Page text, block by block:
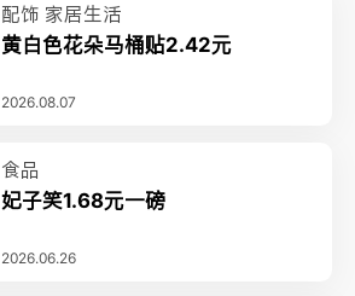
配饰 家居生活
黄白色花朵马桶贴2.42元
2026.08.07
食品
妃子笑1.68元一磅
2026.06.26